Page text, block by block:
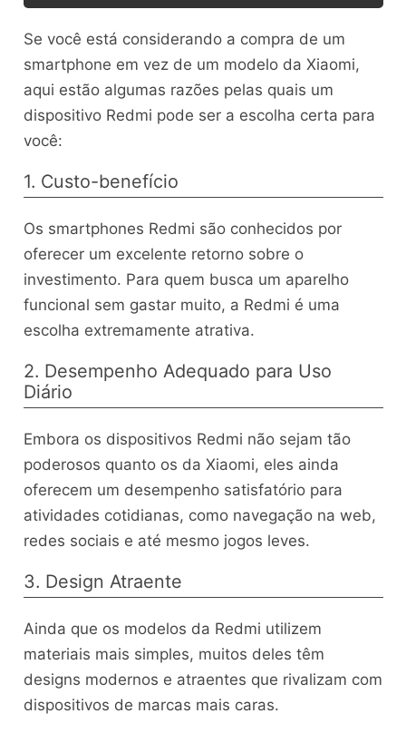
Se você está considerando a compra de um
smartphone em vez de um modelo da Xiaomi,
aqui estão algumas razões pelas quais um
dispositivo Redmi pode ser a escolha certa para
você:
1. Custo-benefício
Os smartphones Redmi são conhecidos por
oferecer um excelente retorno sobre o
investimento. Para quem busca um aparelho
funcional sem gastar muito, a Redmi é uma
escolha extremamente atrativa.
2. Desempenho Adequado para Uso
Diário
Embora os dispositivos Redmi não sejam tão
poderosos quanto os da Xiaomi, eles ainda
oferecem um desempenho satisfatório para
atividades cotidianas, como navegação na web,
redes sociais e até mesmo jogos leves.
3. Design Atraente
Ainda que os modelos da Redmi utilizem
materiais mais simples, muitos deles têm
designs modernos e atraentes que rivalizam com
dispositivos de marcas mais caras.